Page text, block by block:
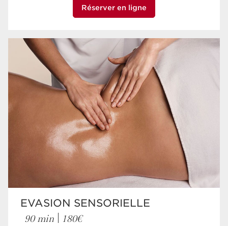
Réserver en ligne
EVASION SENSORIELLE
90 min 180€